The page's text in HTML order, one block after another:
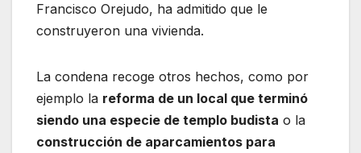
Francisco Orejudo, ha admitido que le
construyeron una vivienda.
La condena recoge otros hechos, como por
ejemplo la reforma de un local que terminó
siendo una especie de templo budista o la
construcción de aparcamientos para